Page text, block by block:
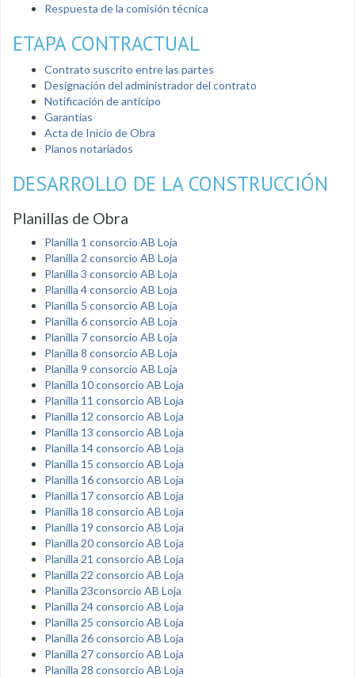
Respuesta de la comisión técnica
ETAPA CONTRACTUAL
Contrato suscrito entre las partes
Designación del administrador del contrato
Notificación de anticipo
Garantías
Acta de Inicio de Obra
Planos notariados
DESARROLLO DE LA CONSTRUCCIÓN
Planillas de Obra
Planilla 1 consorcio AB Loja
Planilla 2 consorcio AB Loja
Planilla 3 consorcio AB Loja
Planilla 4 consorcio AB Loja
Planilla 5 consorcio AB Loja
Planilla 6 consorcio AB Loja
Planilla 7 consorcio AB Loja
Planilla 8 consorcio AB Loja
Planilla 9 consorcio AB Loja
Planilla 10 consorcio AB Loja
Planilla 11 consorcio AB Loja
Planilla 12 consorcio AB Loja
Planilla 13 consorcio AB Loja
Planilla 14 consorcio AB Loja
Planilla 15 consorcio AB Loja
Planilla 16 consorcio AB Loja
Planilla 17 consorcio AB Loja
Planilla 18 consorcio AB Loja
Planilla 19 consorcio AB Loja
Planilla 20 consorcio AB Loja
Planilla 21 consorcio AB Loja
Planilla 22 consorcio AB Loja
Planilla 23consorcio AB Loja
Planilla 24 consorcio AB Loja
Planilla 25 consorcio AB Loja
Planilla 26 consorcio AB Loja
Planilla 27 consorcio AB Loja
Planilla 28 consorcio AB Loja